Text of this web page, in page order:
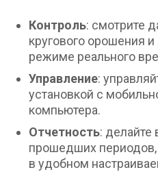
Контроль: смотрите
кругового орошения
режиме реального
Управление:
установкой с
компьютера.
Отчетность:
прошедших
в удобном